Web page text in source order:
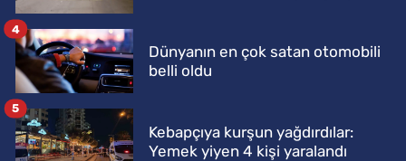
Dünyanın en çok satan otomobili
belli oldu
4
Kebapçıya kurşun yağdırdılar:
Yemek yiyen 4 kişi yaralandı
5